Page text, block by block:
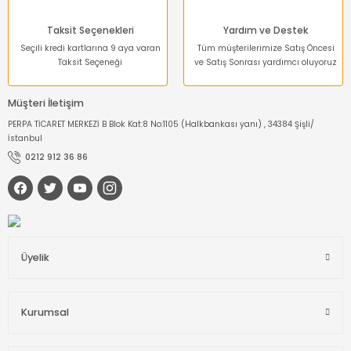
Taksit Seçenekleri
Seçili kredi kartlarına 9 aya varan
Taksit Seçeneği
Yardım ve Destek
Tüm müşterilerimize Satış Öncesi
ve Satış Sonrası yardımcı oluyoruz
Müşteri İletişim
PERPA TİCARET MERKEZİ B Blok Kat:8 No:1105 (Halkbankası yanı) , 34384 Şişli/
İstanbul
0212 912 36 86
Üyelik
Kurumsal